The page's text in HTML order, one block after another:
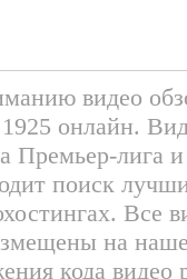
видео
онлайн.
Премьер-лига
поиск
Все
на
кода видео